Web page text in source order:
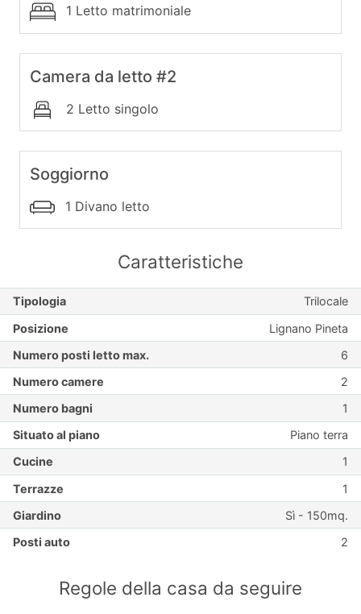
1 Letto matrimoniale
Camera da letto #2
2 Letto singolo
Soggiorno
1 Divano letto
Caratteristiche
Tipologia
Trilocale
Posizione
Lignano Pineta
Numero posti letto max.
6
Numero camere
2
Numero bagni
1
Situato al piano
Piano terra
Cucine
1
Terrazze
1
Giardino
Sì - 150mq.
Posti auto
2
Regole della casa da seguire